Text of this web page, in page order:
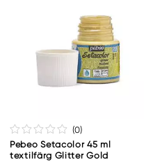
(0)
Pebeo Setacolor 45 ml
textilfärg Glitter Gold